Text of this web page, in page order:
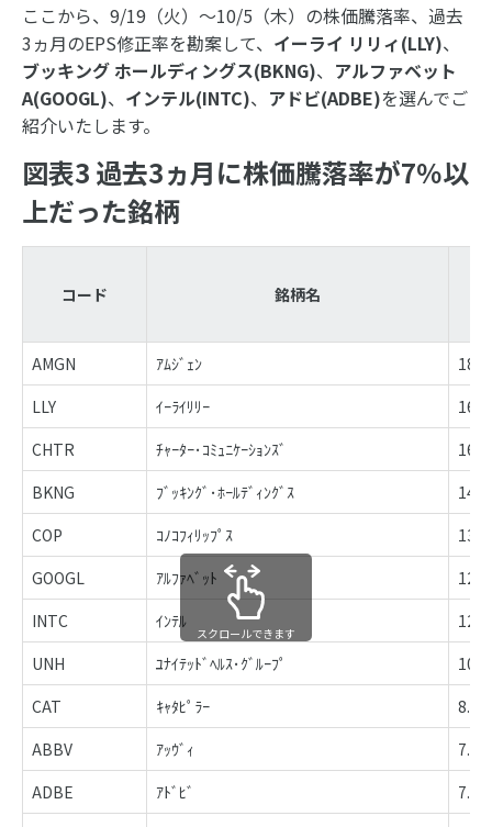
ここから、9/19（火）～10/5（木）の株価騰落率、過去
3ヵ月のEPS修正率を勘案して、 イーライ リリィ(LLY)、
ブッキング ホールディングス(BKNG)、 アルファベット
A(GOOGL)、 インテル(INTC)、 アドビ(ADBE)を選んでご
紹介いたします。
図表3 過去3ヵ月に株価騰落率が7％以
上だった銘柄
コード 銘柄名
AMGN ｱﾑｼﾞｪﾝ
18.9
LLY
ｲｰﾗｲﾘﾘｰ
16.9
CHTR
ﾁｬｰﾀｰ･ｺﾐｭﾆｹｰｼｮﾝｽﾞ
16.1
BKNG
ﾌﾞｯｷﾝｸﾞ･ﾎｰﾙﾃﾞｨﾝｸﾞｽ
14.7
COP
ｺﾉｺﾌｨﾘｯﾌﾟｽ
13.0
GOOGL
ｱﾙﾌｧﾍﾞｯﾄ
12.5
INTC
ｲﾝﾃﾙ
12.3
UNH
ﾕﾅｲﾃｯﾄﾞﾍﾙｽ･ｸﾞﾙｰﾌﾟ
10.0
CAT
ｷｬﾀﾋﾟﾗｰ
8.4
ABBV
ｱｯｳﾞｨ
7.4
ADBE
ｱﾄﾞﾋﾞ
7.3
スクロールできます